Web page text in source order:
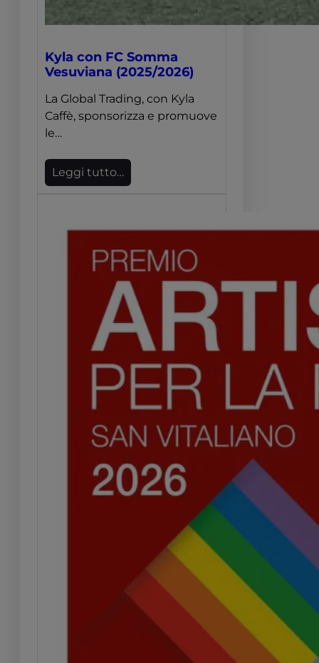
Kyla con FC Somma
Vesuviana (2025/2026)
La Global Trading, con Kyla
Caffè, sponsorizza e promuove
le…
Leggi tutto…